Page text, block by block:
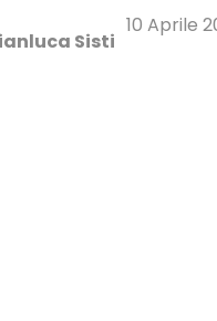
Sisti
10 Aprile